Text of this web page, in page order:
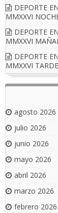
DEPORTE
MMXXVI
DEPORTE
MMXXVI
DEPORTE
MMXXVI TARDE
agosto 2026
julio 2026
junio 2026
mayo 2026
abril 2026
marzo 2026
febrero 2026